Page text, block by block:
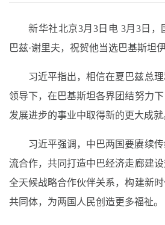
新华社北京3月3日电 3月3日，
巴兹·谢里夫，祝贺他当选巴基斯坦
习近平指出，相信在夏巴兹总
领导下，在巴基斯坦各界团结努力
发展进步的事业中取得新的更大成就
习近平强调，中巴两国要赓续
流合作，共同打造中巴经济走廊建
全天候战略合作伙伴关系，构建新
共同体，为两国人民创造更多福祉。